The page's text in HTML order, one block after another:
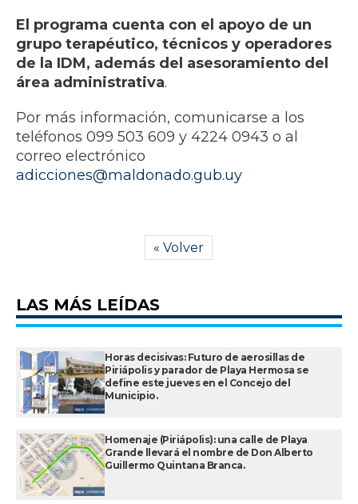
El programa cuenta con el apoyo de un
grupo terapéutico, técnicos y operadores
de la IDM, además del asesoramiento del
área administrativa.
Por más información, comunicarse a los
teléfonos 099 503 609 y 4224 0943 o al
correo electrónico
adicciones@maldonado.gub.uy
« Volver
LAS MÁS LEÍDAS
Horas decisivas: Futuro de aerosillas de
Piriápolis y parador de Playa Hermosa se
define este jueves en el Concejo del
Municipio.
Homenaje (Piriápolis): una calle de Playa
Grande llevará el nombre de Don Alberto
Guillermo Quintana Branca.